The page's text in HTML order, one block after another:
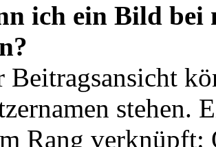
ich ein Bild bei
Beitragsansicht
stehen.
Rang verknüpft: